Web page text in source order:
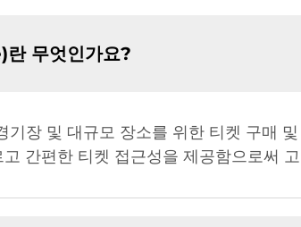
무엇인가요?
및 대규모 장소를 위한 티켓 구매 및
간편한 티켓 접근성을 제공함으로써